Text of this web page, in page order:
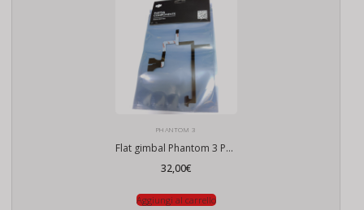
PHANTOM 3
Flat gimbal Phantom 3 PRO ADV
32,00€
Aggiungi al carrello